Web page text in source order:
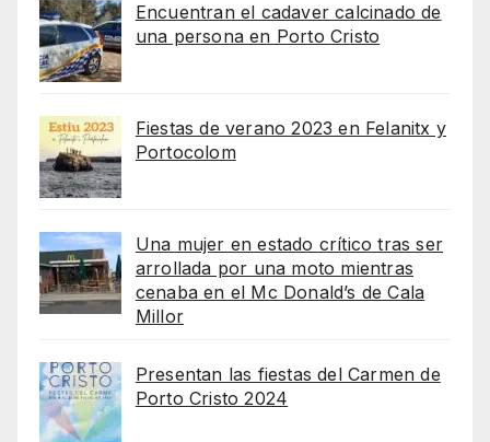
Encuentran el cadaver calcinado de
una persona en Porto Cristo
Fiestas de verano 2023 en Felanitx y
Portocolom
Una mujer en estado crítico tras ser
arrollada por una moto mientras
cenaba en el Mc Donald’s de Cala
Millor
Presentan las fiestas del Carmen de
Porto Cristo 2024